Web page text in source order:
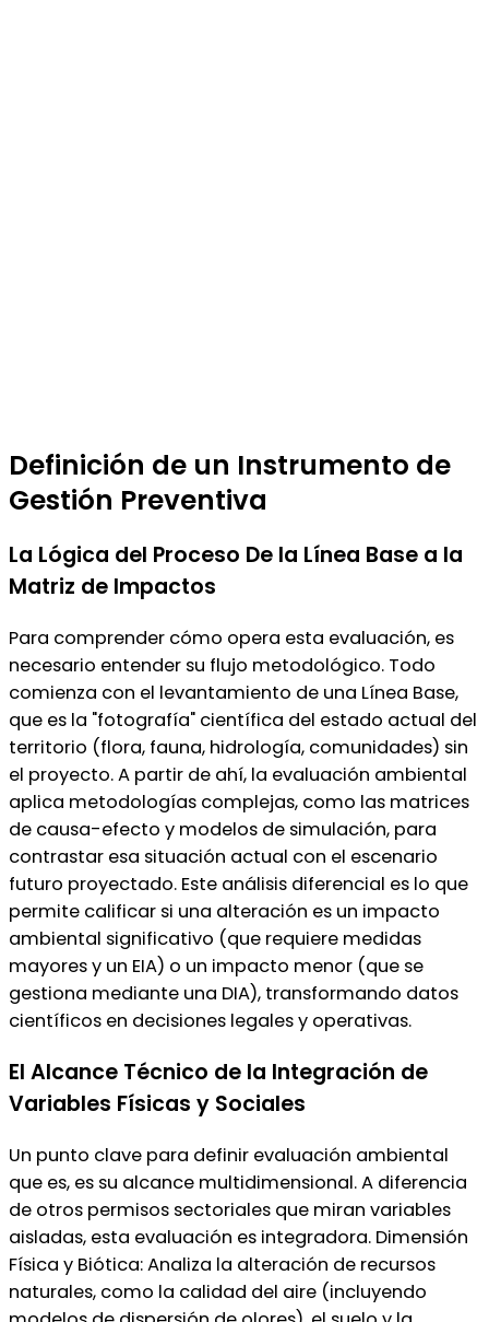
Definición de un Instrumento de
Gestión Preventiva
La Lógica del Proceso De la Línea Base a la
Matriz de Impactos
Para comprender cómo opera esta evaluación, es
necesario entender su flujo metodológico. Todo
comienza con el levantamiento de una Línea Base,
que es la "fotografía" científica del estado actual del
territorio (flora, fauna, hidrología, comunidades) sin
el proyecto. A partir de ahí, la evaluación ambiental
aplica metodologías complejas, como las matrices
de causa-efecto y modelos de simulación, para
contrastar esa situación actual con el escenario
futuro proyectado. Este análisis diferencial es lo que
permite calificar si una alteración es un impacto
ambiental significativo (que requiere medidas
mayores y un EIA) o un impacto menor (que se
gestiona mediante una DIA), transformando datos
científicos en decisiones legales y operativas.
El Alcance Técnico de la Integración de
Variables Físicas y Sociales
Un punto clave para definir evaluación ambiental
que es, es su alcance multidimensional. A diferencia
de otros permisos sectoriales que miran variables
aisladas, esta evaluación es integradora. Dimensión
Física y Biótica: Analiza la alteración de recursos
naturales, como la calidad del aire (incluyendo